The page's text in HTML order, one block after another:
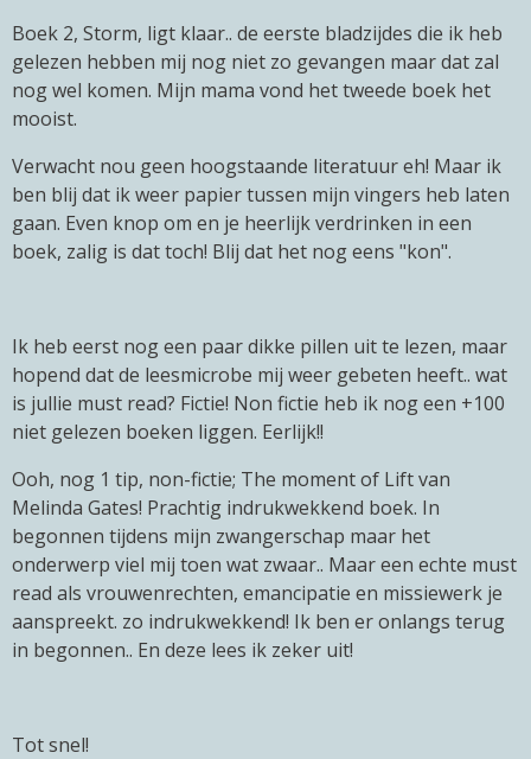
Boek 2, Storm, ligt klaar.. de eerste bladzijdes die ik heb
gelezen hebben mij nog niet zo gevangen maar dat zal
nog wel komen. Mijn mama vond het tweede boek het
mooist.
Verwacht nou geen hoogstaande literatuur eh! Maar ik
ben blij dat ik weer papier tussen mijn vingers heb laten
gaan. Even knop om en je heerlijk verdrinken in een
boek, zalig is dat toch! Blij dat het nog eens "kon".
Ik heb eerst nog een paar dikke pillen uit te lezen, maar
hopend dat de leesmicrobe mij weer gebeten heeft.. wat
is jullie must read? Fictie! Non fictie heb ik nog een +100
niet gelezen boeken liggen. Eerlijk!!
Ooh, nog 1 tip, non-fictie; The moment of Lift van
Melinda Gates! Prachtig indrukwekkend boek. In
begonnen tijdens mijn zwangerschap maar het
onderwerp viel mij toen wat zwaar.. Maar een echte must
read als vrouwenrechten, emancipatie en missiewerk je
aanspreekt. zo indrukwekkend! Ik ben er onlangs terug
in begonnen.. En deze lees ik zeker uit!
Tot snel!